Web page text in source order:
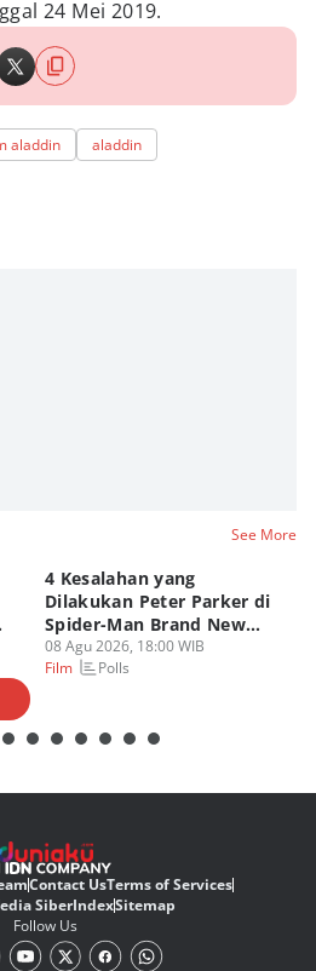
24 Mei 2019.
aladdin aladdin
See More
4 Kesalahan yang
Dilakukan Peter Parker di
Spider-Man Brand New
Day
08 Agu 2026, 18:00 WIB
Film
Polls
Contact UsTerms of Services
SiberIndexSitemap
Follow Us